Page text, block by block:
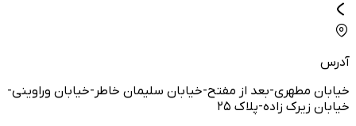
آدرس
خیابان مطهری-بعد از مفتح-خیابان سلیمان خاطر-خیابان وراوینی-
خیابان زیرک زاده-پلاک ۲۵